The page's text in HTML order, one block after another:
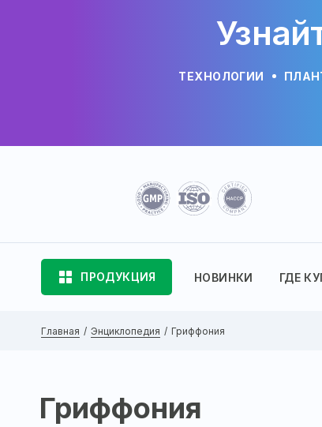
ТЕХНОЛОГИИ
ПРОДУКЦИЯ НОВИНКИ ГДЕ
Главная Энциклопедия Гриффония
Гриффония